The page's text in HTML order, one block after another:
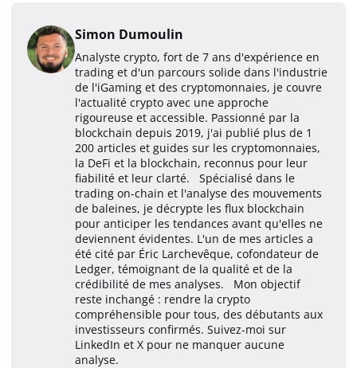
Simon Dumoulin
Analyste crypto, fort de 7 ans d'expérience en
trading et d'un parcours solide dans l'industrie
de l'iGaming et des cryptomonnaies, je couvre
l'actualité crypto avec une approche
rigoureuse et accessible. Passionné par la
blockchain depuis 2019, j'ai publié plus de 1
200 articles et guides sur les cryptomonnaies,
la DeFi et la blockchain, reconnus pour leur
fiabilité et leur clarté. Spécialisé dans le
trading on-chain et l'analyse des mouvements
de baleines, je décrypte les flux blockchain
pour anticiper les tendances avant qu'elles ne
deviennent évidentes. L'un de mes articles a
été cité par Éric Larchevêque, cofondateur de
Ledger, témoignant de la qualité et de la
crédibilité de mes analyses. Mon objectif
reste inchangé : rendre la crypto
compréhensible pour tous, des débutants aux
investisseurs confirmés. Suivez-moi sur
LinkedIn et X pour ne manquer aucune
analyse.